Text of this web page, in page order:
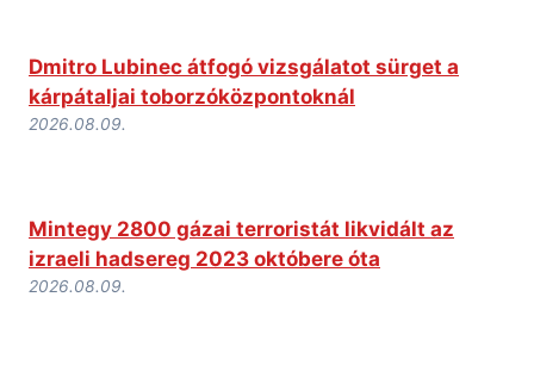
Dmitro Lubinec átfogó vizsgálatot sürget a
kárpátaljai toborzóközpontoknál
2026.08.09.
Mintegy 2800 gázai terroristát likvidált az
izraeli hadsereg 2023 októbere óta
2026.08.09.